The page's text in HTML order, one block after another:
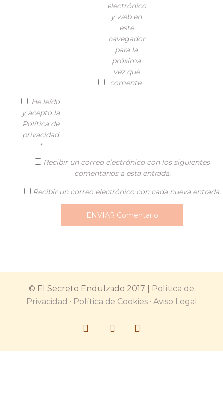
electrónico
y web en
este
navegador
para la
próxima
vez que
comente.
He leído
y acepto la
Política de
privacidad
*
Recibir un correo electrónico con los siguientes
comentarios a esta entrada.
Recibir un correo electrónico con cada nueva entrada.
© El Secreto Endulzado 2017 |
Política de
Privacidad · Política de Cookies· Aviso Legal